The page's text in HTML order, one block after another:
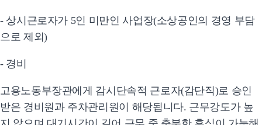
- 상시근로자가 5인 미만인 사업장(소상공인의 경영 부담
으로 제외)
- 경비
고용노동부장관에게 감시단속적 근로자(감단직)로 승인
받은 경비원과 주차관리원이 해당됩니다. 근무강도가 높